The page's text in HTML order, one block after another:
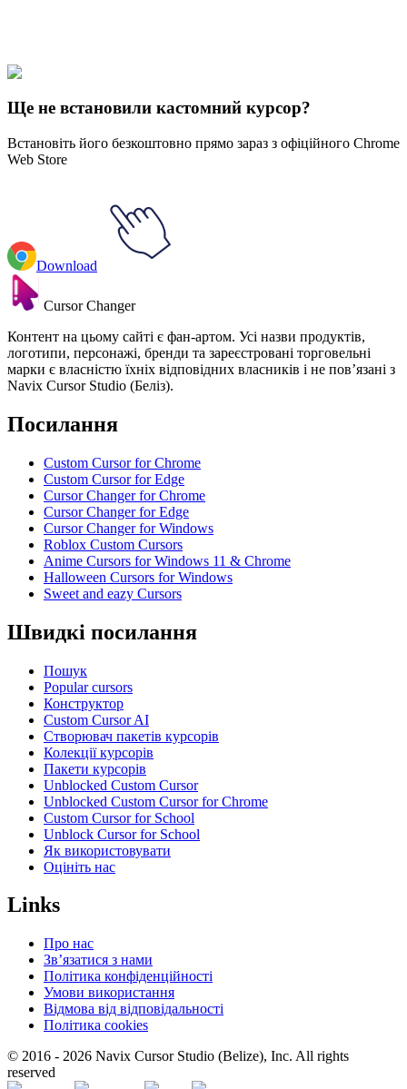
ЛГБТК
Ще не встановили кастомний курсор?
Встановіть його безкоштовно прямо зараз з офіційного Chrome
Web Store
Download
Cursor Changer
Контент на цьому сайті є фан-артом. Усі назви продуктів,
логотипи, персонажі, бренди та зареєстровані торговельні
марки є власністю їхніх відповідних власників і не пов’язані з
Navix Cursor Studio (Беліз).
Посилання
Custom Cursor for Chrome
Custom Cursor for Edge
Cursor Changer for Chrome
Cursor Changer for Edge
Cursor Changer for Windows
Roblox Custom Cursors
Anime Cursors for Windows 11 & Chrome
Halloween Cursors for Windows
Sweet and eazy Cursors
Швидкі посилання
Пошук
Popular cursors
Конструктор
Custom Cursor AI
Створювач пакетів курсорів
Колекції курсорів
Пакети курсорів
Unblocked Custom Cursor
Unblocked Custom Cursor for Chrome
Custom Cursor for School
Unblock Cursor for School
Як використовувати
Оцініть нас
Links
Про нас
Зв’язатися з нами
Політика конфіденційності
Умови використання
Відмова від відповідальності
Політика cookies
© 2016 - 2026 Navix Cursor Studio (Belize), Inc. All rights
reserved